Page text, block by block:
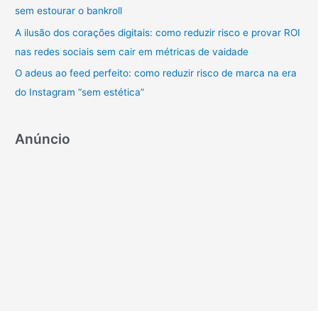
o
sem estourar o bankroll
A ilusão dos corações digitais: como reduzir risco e provar ROI
nas redes sociais sem cair em métricas de vaidade
O adeus ao feed perfeito: como reduzir risco de marca na era
do Instagram “sem estética”
Anúncio